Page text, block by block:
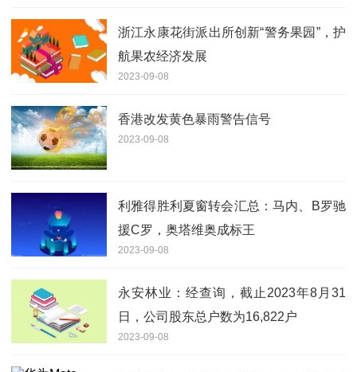
浙江永康花街派出所创新“警务果园”，护
航果农经济发展
2023-09-08
香港改发黄色暴雨警告信号
2023-09-08
利雅得胜利夏窗转会汇总：马内、B罗驰
援C罗，奥塔维奥成标王
2023-09-08
永安林业：经查询，截止2023年8月31
日，公司股东总户数为16,822户
2023-09-08